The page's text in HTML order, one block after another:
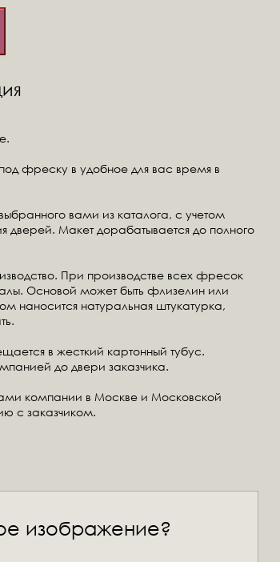
фреску в удобное для вас время в
вами из каталога, с учетом
Макет дорабатывается до полного
При производстве всех фресок
Основой может быть флизелин или
наносится натуральная штукатурка,
в жесткий картонный тубус.
до двери заказчика.
компании в Москве и Московской
с заказчиком.
изображение?